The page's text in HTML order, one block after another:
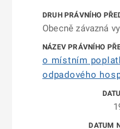
Obecně závazná
o místním
odpadového